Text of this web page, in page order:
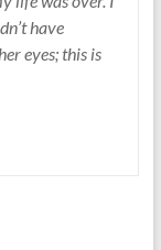
have
eyes; this is